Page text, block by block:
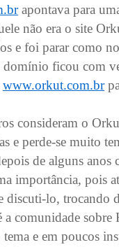
apontava para
não era o site
e foi parar como
ficou com
www.orkut.com.br
consideram o
e perde-se muito
de alguns
importância, pois
discuti-lo, trocando
a comunidade
e em poucos